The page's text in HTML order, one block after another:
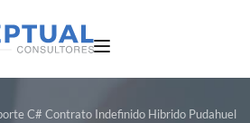
C# Contrato Indefinido Hibrido Pudahuel